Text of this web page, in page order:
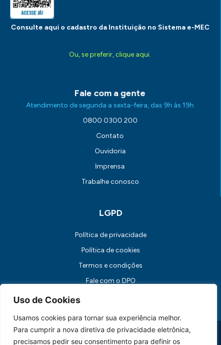
Uso de Cookies
Usamos cookies para tornar sua experiência melhor.
Para cumprir a nova diretiva de privacidade eletrônica,
precisamos pedir seu consentimento para definir os
Consulte aqui o cadastro da Instituição no Sistema e-MEC
Ou, se preferir, clique aqui.
Fale com a gente
Atendimento de segunda a sexta-feira, das 9h às 19h
0800 0300 200
Contato
Ouvidoria
Imprensa
Trabalhe conosco
LGPD
Política de privacidade
Política de cookies
Termos e condições
Fale com o DPO
Canal de Comunicação com os Titulares dos Dados
Universidade FUMEC: Rua Cobre, 200 Bairro Cruzeiro CEP: 30.310-
190 Belo Horizonte / MG